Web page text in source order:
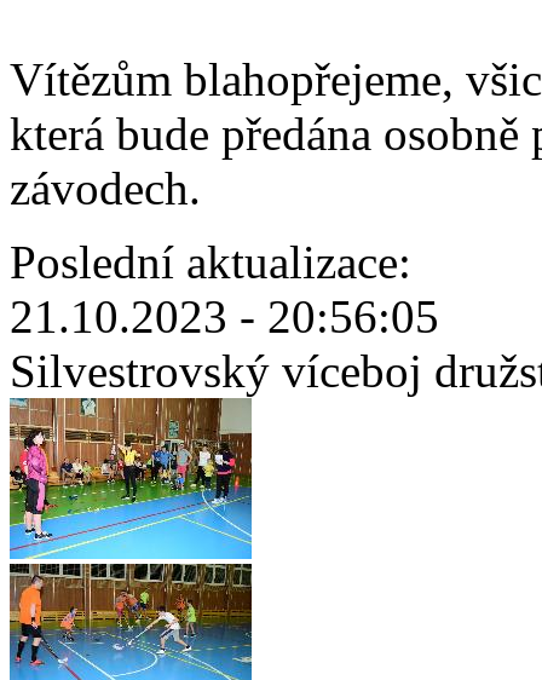
Vítězům blahopřejeme,
která bude předána
závodech.
Poslední aktualizace:
21.10.2023 - 20:56:05
Silvestrovský víceboj